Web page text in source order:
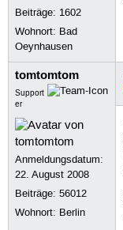
Beiträge: 1602
Wohnort: Bad
Oeynhausen
tomtomtom
Support
er
Anmeldungsdatum:
22. August 2008
Beiträge:56012
Wohnort: Berlin